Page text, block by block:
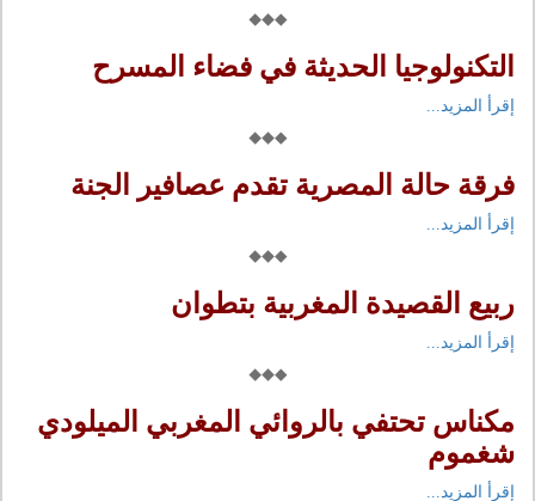
التكنولوجيا الحديثة في فضاء المسرح
إقرأ المزيد...
فرقة حالة المصرية تقدم عصافير الجنة
إقرأ المزيد...
ربيع القصيدة المغربية بتطوان
إقرأ المزيد...
مكناس تحتفي بالروائي المغربي الميلودي
شغموم
إقرأ المزيد...